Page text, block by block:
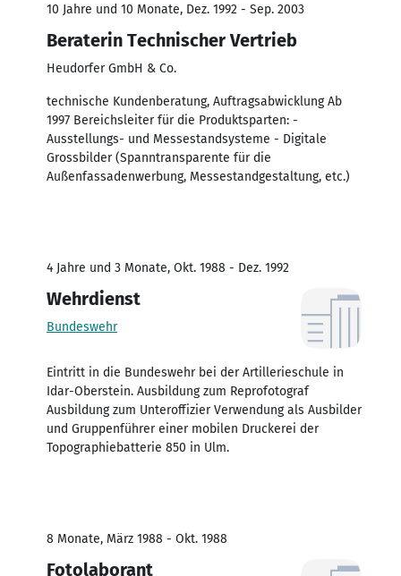
10 Jahre und 10 Monate, Dez. 1992 - Sep. 2003
Beraterin Technischer Vertrieb
Heudorfer GmbH & Co.
technische Kundenberatung, Auftragsabwicklung Ab
1997 Bereichsleiter für die Produktsparten: -
Ausstellungs- und Messestandsysteme - Digitale
Grossbilder (Spanntransparente für die
Außenfassadenwerbung, Messestandgestaltung, etc.)
4 Jahre und 3 Monate, Okt. 1988 - Dez. 1992
Wehrdienst
Bundeswehr
Eintritt in die Bundeswehr bei der Artillerieschule in
Idar-Oberstein. Ausbildung zum Reprofotograf
Ausbildung zum Unteroffizier Verwendung als Ausbilder
und Gruppenführer einer mobilen Druckerei der
Topographiebatterie 850 in Ulm.
8 Monate, März 1988 - Okt. 1988
Fotolaborant